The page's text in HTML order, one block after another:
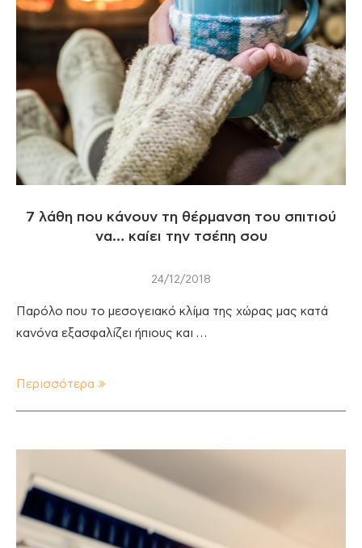
7 λάθη που κάνουν τη θέρμανση του σπιτιού
να… καίει την τσέπη σου
24/12/2018
Παρόλο που το μεσογειακό κλίμα της χώρας μας κατά
κανόνα εξασφαλίζει ήπιους και …
Περισσότερα